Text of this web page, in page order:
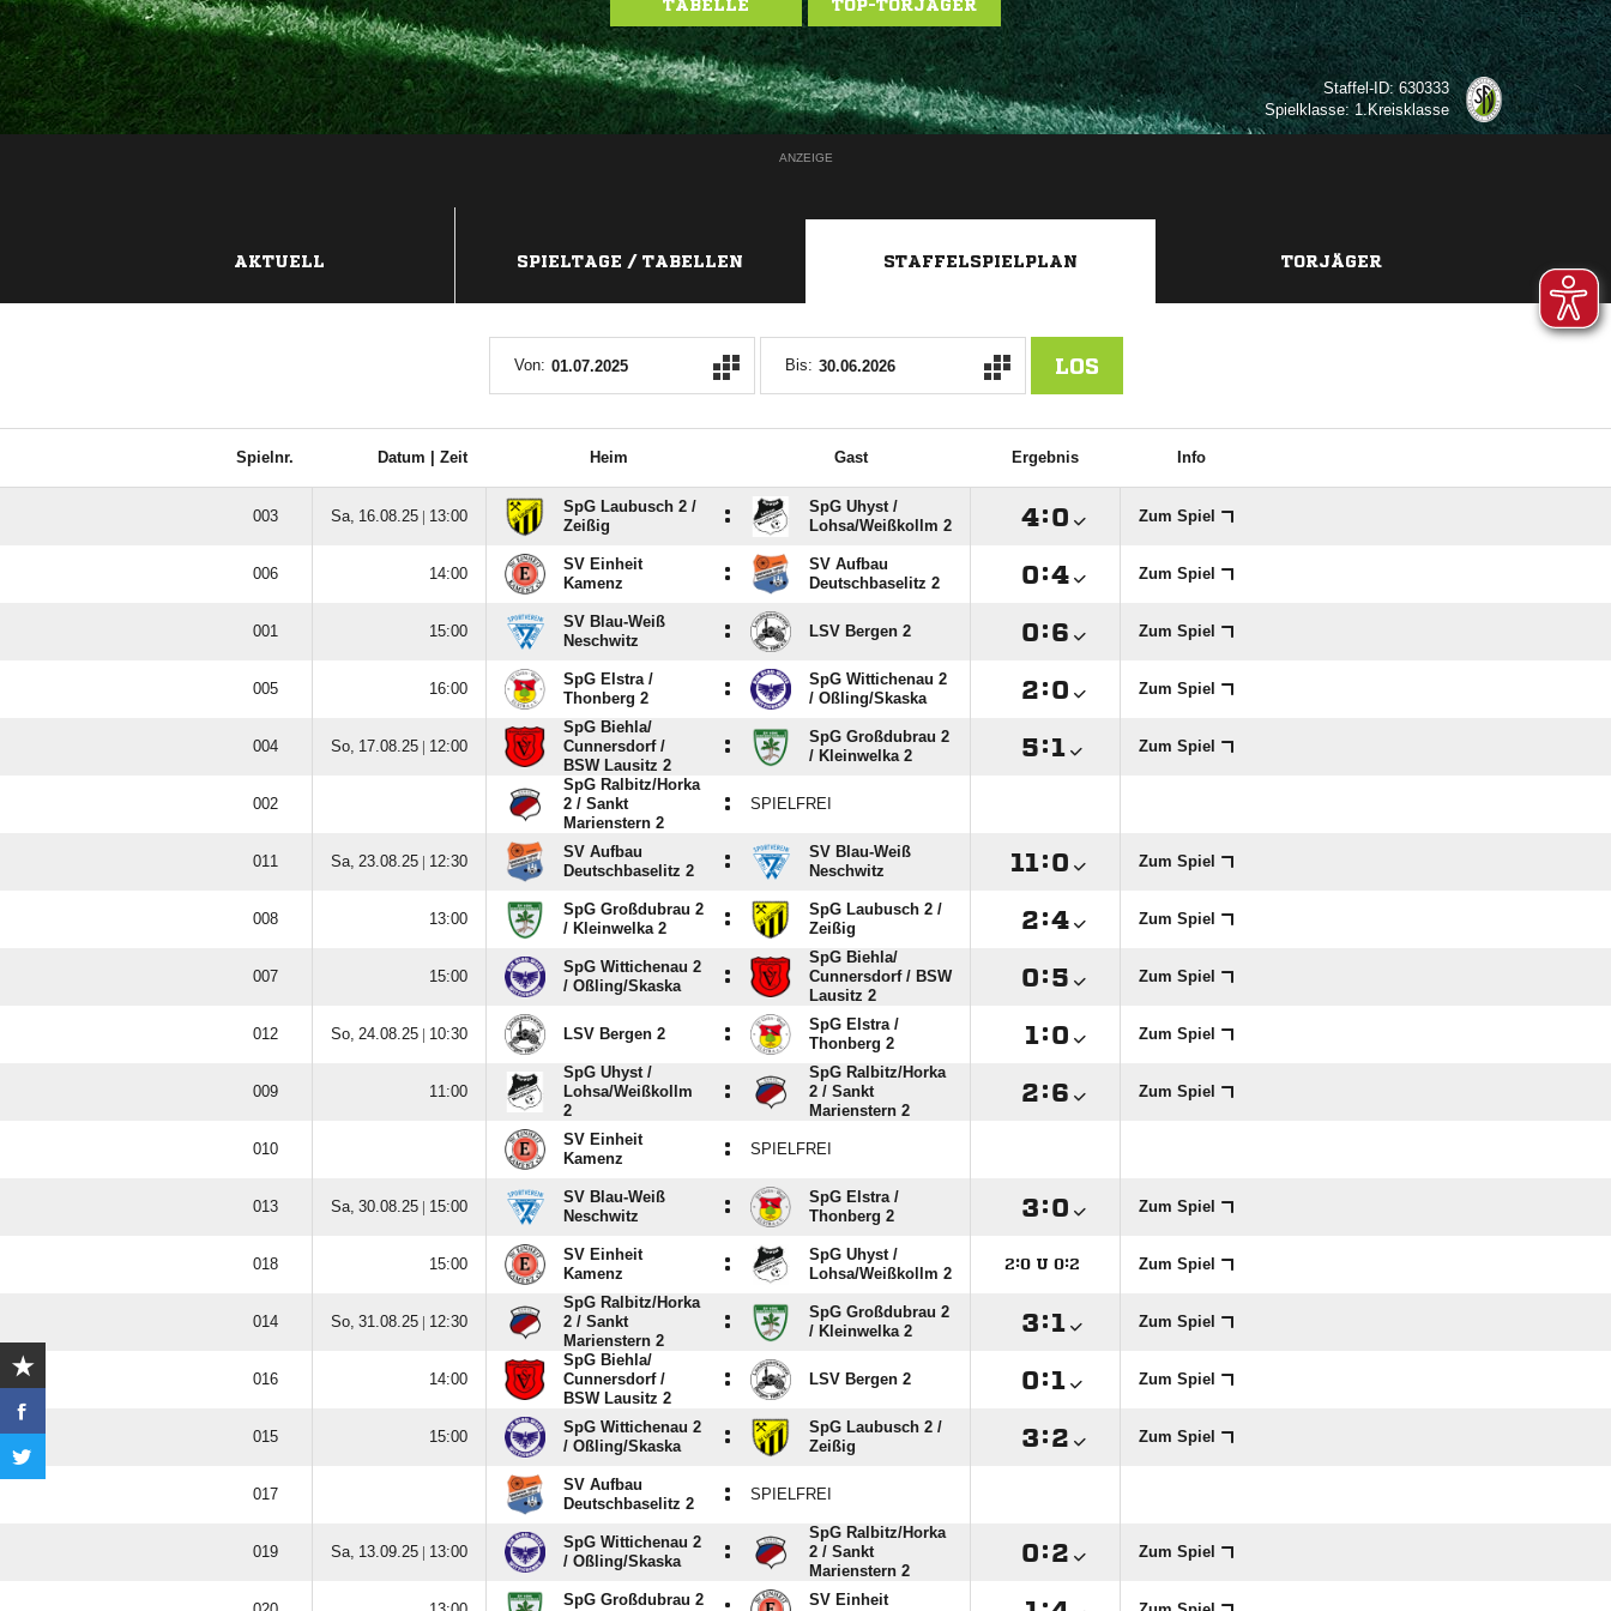
TABELLE TOP-TORJÄGER
Staffel-ID: 630333
Spielklasse: 1.Kreisklasse
ANZEIGE
AKTUELL SPIELTAGE / TABELLEN STAFFELSPIELPLAN TORJÄGER
Von: Bis: LOS
Spielnr. Datum | Zeit Heim Gast Ergebnis Info
   | 
SpG Laubusch 2 /​
Zeißig
:
SpG Uhyst /​
Lohsa/​Weißkollm 2
: Zum Spiel
 
SV Einheit
Kamenz
:
SV Aufbau
Deutschbaselitz 2
: Zum Spiel
 
SV Blau-Weiß
Neschwitz
: LSV Bergen 2 : Zum Spiel
 
SpG Elstra /​
Thonberg 2
:
SpG Wittichenau 2
/​ Oßling/​Skaska
: Zum Spiel
   | 
SpG Biehla/​
Cunnersdorf /​
BSW Lausitz 2
:
SpG Großdubrau 2
/​ Kleinwelka 2
: Zum Spiel

SpG Ralbitz/​Horka
2 /​ Sankt
Marienstern 2
: SPIELFREI
   | 
SV Aufbau
Deutschbaselitz 2
:
SV Blau-Weiß
Neschwitz
: Zum Spiel
 
SpG Großdubrau 2
/​ Kleinwelka 2
:
SpG Laubusch 2 /​
Zeißig
: Zum Spiel
 
SpG Wittichenau 2
/​ Oßling/​Skaska
:
SpG Biehla/​
Cunnersdorf /​ BSW
Lausitz 2
: Zum Spiel
   |  LSV Bergen 2 :
SpG Elstra /​
Thonberg 2
: Zum Spiel
 
SpG Uhyst /​
Lohsa/​Weißkollm
2
:
SpG Ralbitz/​Horka
2 /​ Sankt
Marienstern 2
: Zum Spiel

SV Einheit
Kamenz
: SPIELFREI
   | 
SV Blau-Weiß
Neschwitz
:
SpG Elstra /​
Thonberg 2
: Zum Spiel
 
SV Einheit
Kamenz
:
SpG Uhyst /​
Lohsa/​Weißkollm 2
: U: Zum Spiel
   | 
SpG Ralbitz/​Horka
2 /​ Sankt
Marienstern 2
:
SpG Großdubrau 2
/​ Kleinwelka 2
: Zum Spiel
 
SpG Biehla/​
Cunnersdorf /​
BSW Lausitz 2
: LSV Bergen 2 : Zum Spiel
 
SpG Wittichenau 2
/​ Oßling/​Skaska
:
SpG Laubusch 2 /​
Zeißig
: Zum Spiel

SV Aufbau
Deutschbaselitz 2
: SPIELFREI
   | 
SpG Wittichenau 2
/​ Oßling/​Skaska
:
SpG Ralbitz/​Horka
2 /​ Sankt
Marienstern 2
: Zum Spiel
SpG Großdubrau 2
SV Einheit